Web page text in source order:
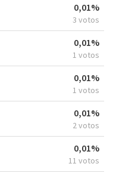
0,01%
3 votos
0,01%
1 votos
0,01%
1 votos
0,01%
2 votos
0,01%
11 votos